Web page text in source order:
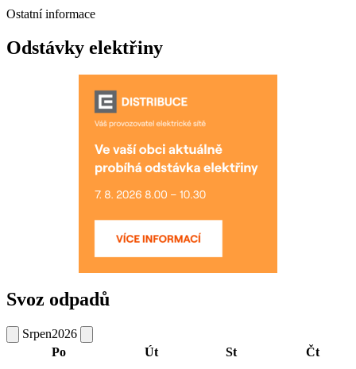
Ostatní informace
Odstávky elektřiny
Svoz odpadů
Srpen2026
Po
Út St
Čt